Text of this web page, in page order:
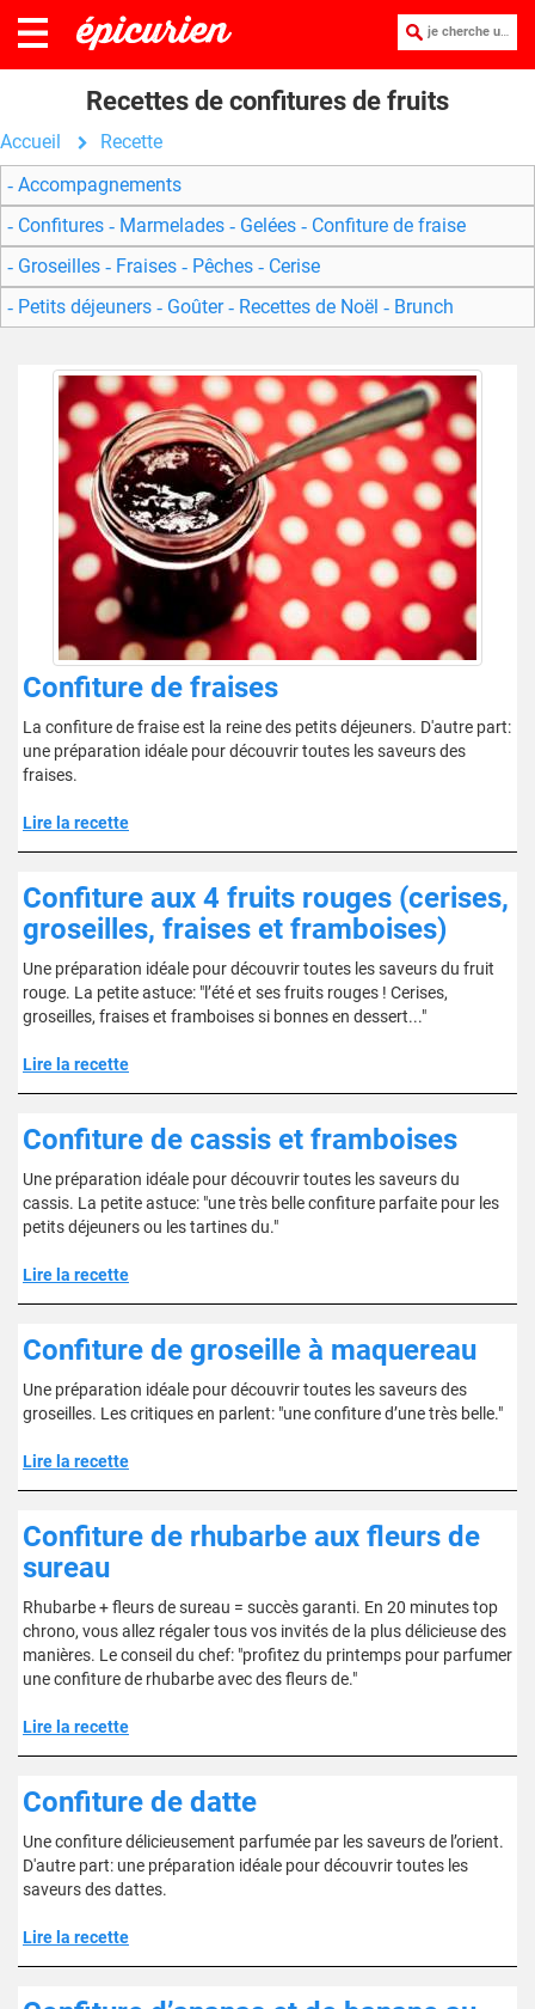
je cherche une recette :
Recettes de confitures de fruits
Accueil
Recette
Accompagnements
Confitures
Marmelades Gelées
Confiture de fraise
Groseilles
Fraises Pêches
Cerise
Petits déjeuners
Goûter Recettes de Noël Brunch
Confiture de fraises
La confiture de fraise est la reine des petits déjeuners. D'autre part:
une préparation idéale pour découvrir toutes les saveurs des
fraises.
Lire la recette
Confiture aux 4 fruits rouges (cerises,
groseilles, fraises et framboises)
Une préparation idéale pour découvrir toutes les saveurs du fruit
rouge. La petite astuce: "l’été et ses fruits rouges ! Cerises,
groseilles, fraises et framboises si bonnes en dessert..."
Lire la recette
Confiture de cassis et framboises
Une préparation idéale pour découvrir toutes les saveurs du
cassis. La petite astuce: "une très belle confiture parfaite pour les
petits déjeuners ou les tartines du."
Lire la recette
Confiture de groseille à maquereau
Une préparation idéale pour découvrir toutes les saveurs des
groseilles. Les critiques en parlent: "une confiture d’une très belle."
Lire la recette
Confiture de rhubarbe aux fleurs de
sureau
Rhubarbe + fleurs de sureau = succès garanti. En 20 minutes top
chrono, vous allez régaler tous vos invités de la plus délicieuse des
manières. Le conseil du chef: "profitez du printemps pour parfumer
une confiture de rhubarbe avec des fleurs de."
Lire la recette
Confiture de datte
Une confiture délicieusement parfumée par les saveurs de l’orient.
D'autre part: une préparation idéale pour découvrir toutes les
saveurs des dattes.
Lire la recette